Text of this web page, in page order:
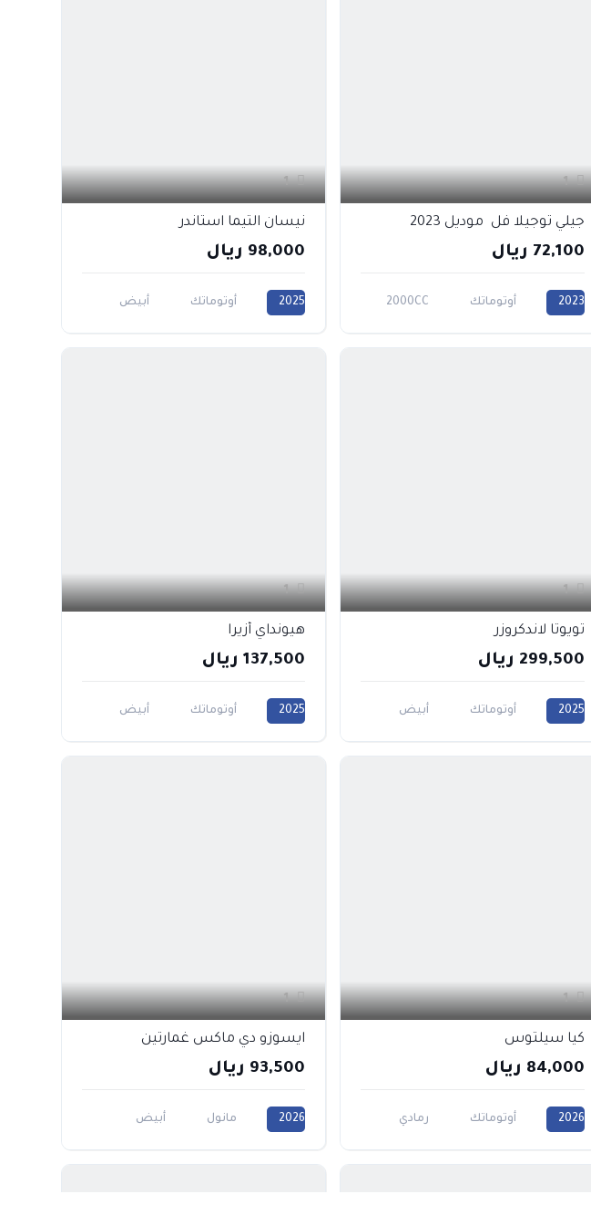
1
جيلي توجيلا فل موديل 2023
72,100 ريال
2023 أوتوماتك 2000CC
1
نيسان التيما استاندر
98,000 ريال
2025 أوتوماتك
أبيض
1
تويوتا لاندكروزر
299,500 ريال
2025 أوتوماتك
أبيض
1
هيونداي أزيرا
137,500 ريال
2025 أوتوماتك
أبيض
1
كيا سيلتوس
84,000 ريال
2026 أوتوماتك
رمادي
1
ايسوزو دي ماكس غمارتين
93,500 ريال
2026 مانول
أبيض